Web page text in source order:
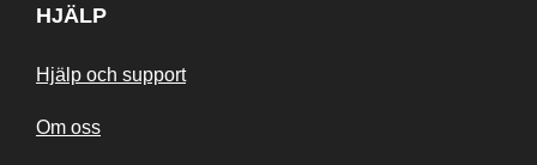
HJÄLP
Hjälp och support
Om oss